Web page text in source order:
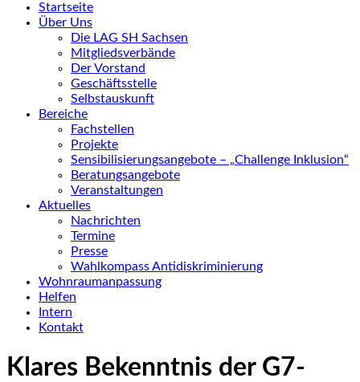
Startseite
Über Uns
Die LAG SH Sachsen
Mitgliedsverbände
Der Vorstand
Geschäftsstelle
Selbstauskunft
Bereiche
Fachstellen
Projekte
Sensibilisierungsangebote – „Challenge Inklusion“
Beratungsangebote
Veranstaltungen
Aktuelles
Nachrichten
Termine
Presse
Wahlkompass Antidiskriminierung
Wohnraumanpassung
Helfen
Intern
Kontakt
Klares Bekenntnis der G7-